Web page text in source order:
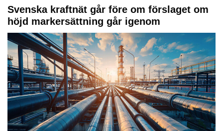
Svenska kraftnät går före om förslaget om
höjd markersättning går igenom